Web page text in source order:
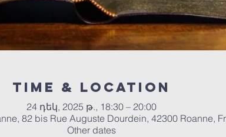
Time & Location
24 դեկ, 2025 թ., 18:30 – 20:00
82 bis Rue Auguste Dourdein, 42300 Roanne,
Other dates